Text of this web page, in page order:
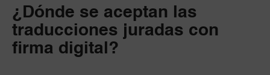
¿Dónde se aceptan las
traducciones juradas con
firma digital?